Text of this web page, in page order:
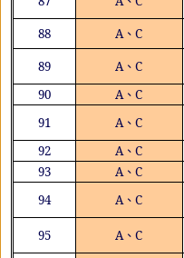
88
A、C
89
A、C
90
A、C
91
A、C
92
A、C
93
A、C
94
A、C
95 A、C